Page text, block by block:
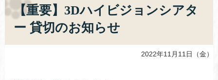
【重要】3Dハイビジョンシアタ
ー 貸切のお知らせ
2022年11月11日（金）